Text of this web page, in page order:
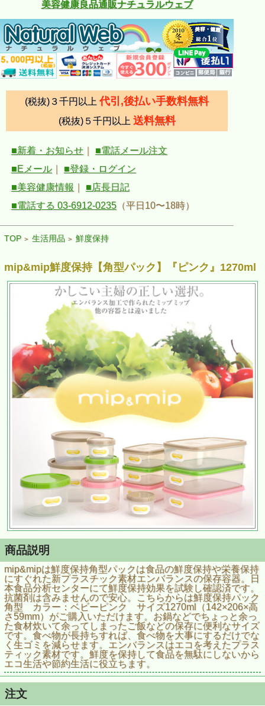
美容健康良品通販ナチュラルウェブ
(税抜)３千円以上 代引,後払い手数料無料
(税抜)５千円以上 送料無料
■新着・お知らせ
■電話メール注文
■Eメール
■登録・ログイン
■美容健康情報
■店長日記
■電話する 03-6912-0235 （平日10〜18時）
TOP > 生活用品 > 鮮度保持
mip&mip鮮度保持【角型パック】『ピンク』1270ml
商品説明
mip&mipは鮮度保持角型パックは食品の鮮度保持や栄養保持
にすぐれた新プラスチック素材エンバランスの保存容器。日
本食品分析センターにて鮮度保持効果を試験し確認済です。
抗菌剤は含みませんので安心。こちらからは鮮度保持パック
角型 カラー：ベビーピンク サイズ1270ml（142×206×高
さ59mm）がご購入いただけます。お鍋などでちょっと余っ
た食材炊いて余ってしまったご飯などの保存に便利なサイズ
です。食べ物が長持ちすれば、食べ物を大事にするだけでな
く生ゴミを減らせます。エンバランスはエコを考えたプラス
ティック素材です。鮮度を保持して食品を無駄にしないから
エコ生活や節約生活に役立ちます。
注文